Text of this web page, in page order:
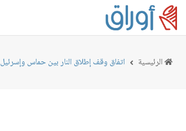
الرئيسية اتفاق وقف إطلاق النار بين حماس وإسرئيل